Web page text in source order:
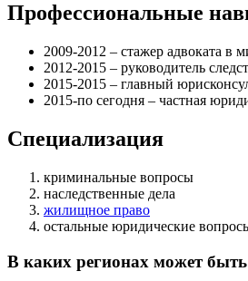
Профессиональные
2009-2012 – стажер адвоката в
2012-2015 – руководитель
2015-2015 – главный
2015-по сегодня – частная
Специализация
криминальные вопросы
наследственные дела
жилищное право
остальные юридические
В каких регионах может